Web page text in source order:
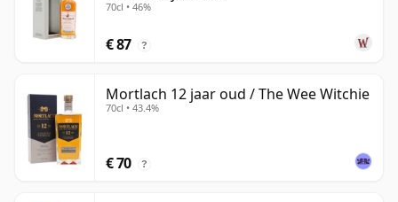
70cl • 46%
€ 87 ?
Mortlach 12 jaar oud / The Wee Witchie
70cl • 43.4%
€ 70 ?